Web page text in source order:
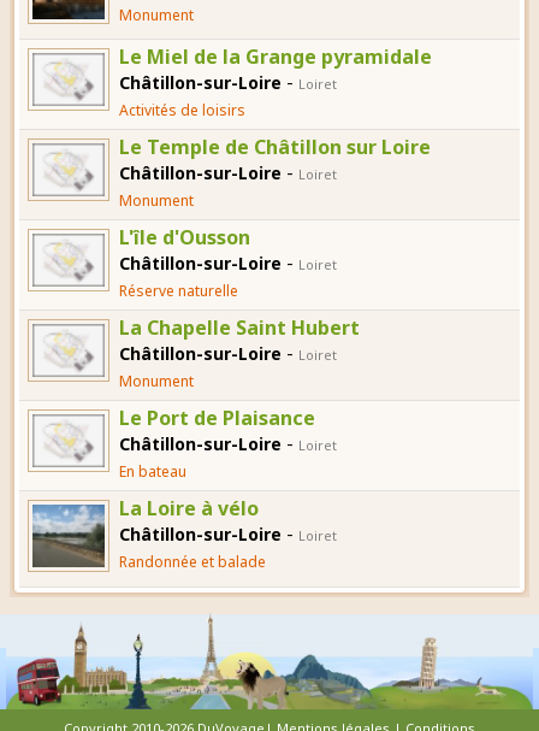
Monument
Le Miel de la Grange pyramidale
Châtillon-sur-Loire - Loiret
Activités de loisirs
Le Temple de Châtillon sur Loire
Châtillon-sur-Loire - Loiret
Monument
L'île d'Ousson
Châtillon-sur-Loire - Loiret
Réserve naturelle
La Chapelle Saint Hubert
Châtillon-sur-Loire - Loiret
Monument
Le Port de Plaisance
Châtillon-sur-Loire - Loiret
En bateau
La Loire à vélo
Châtillon-sur-Loire - Loiret
Randonnée et balade